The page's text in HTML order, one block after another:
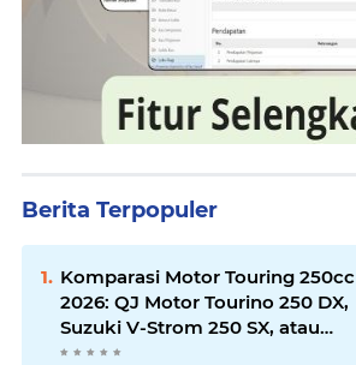
Berita Terpopuler
Komparasi Motor Touring 250cc
2026: QJ Motor Tourino 250 DX,
Suzuki V-Strom 250 SX, atau
Kawasaki Versys-X 250?